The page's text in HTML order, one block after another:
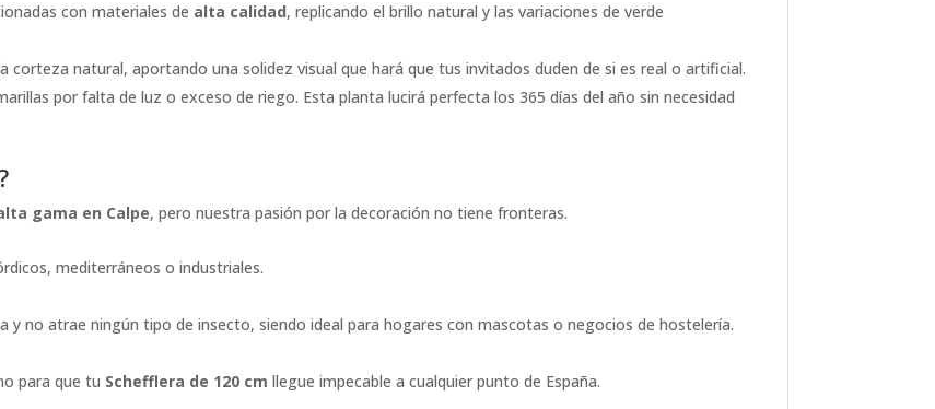
con materiales de alta calidad, replicando el brillo natural y las variaciones de verde
corteza natural, aportando una solidez visual que hará que tus invitados duden de si es real o artificial.
por falta de luz o exceso de riego. Esta planta lucirá perfecta los 365 días del año sin necesidad
gama en Calpe, pero nuestra pasión por la decoración no tiene fronteras.
mediterráneos o industriales.
y no atrae ningún tipo de insecto, siendo ideal para hogares con mascotas o negocios de hostelería.
para que tu Schefflera de 120 cm llegue impecable a cualquier punto de España.